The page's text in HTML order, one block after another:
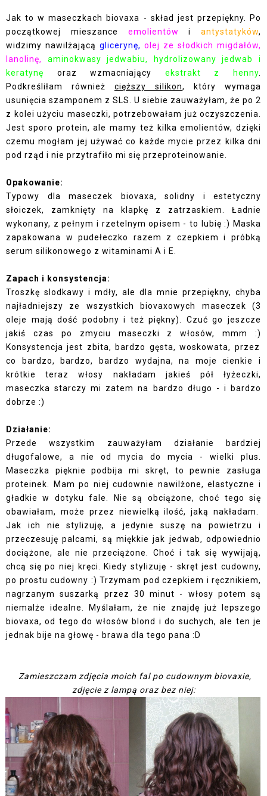
Jak to w maseczkach biovaxa - skład jest przepiękny. Po
początkowej mieszance
emolientówi antystatyków,
widzimy nawilżającą glicerynę, olej ze słodkich migdałów,
lanolinę,
aminokwasy jedwabiu, hydrolizowany jedwab i
keratynę
oraz wzmacniający ekstrakt z henny
Podkreśliłam również cięższy silikon, który wymaga
usunięcia szamponem z SLS. U siebie zauważyłam, że po 2
z kolei użyciu maseczki, potrzebowałam już oczyszczenia.
Jest sporo protein, ale mamy też kilka emolientów, dzięki
czemu mogłam jej używać co każde mycie przez kilka dni
pod rząd i nie przytrafiło mi się przeproteinowanie.
Opakowanie:
Typowy dla maseczek biovaxa, solidny i estetyczny
słoiczek, zamknięty na klapkę z zatrzaskiem. Ładnie
wykonany, z pełnym i rzetelnym opisem - to lubię :) Maska
zapakowana w pudełeczko razem z czepkiem i próbką
serum silikonowego z witaminami A i E.
Zapach i konsystencja:
Troszkę slodkawy i mdły, ale dla mnie przepiękny, chyba
najładniejszy ze wszystkich biovaxowych maseczek (3
oleje mają dość podobny i też piękny). Czuć go jeszcze
jakiś czas po zmyciu maseczki z włosów, mmm :)
Konsystencja jest zbita, bardzo gęsta, woskowata, przez
co bardzo, bardzo, bardzo wydajna, na moje cienkie i
krótkie teraz włosy nakładam jakieś pół łyżeczki,
maseczka starczy mi zatem na bardzo długo - i bardzo
dobrze :)
Działanie:
Przede wszystkim zauważyłam działanie bardziej
długofalowe, a nie od mycia do mycia - wielki plus.
Maseczka pięknie podbija mi skręt, to pewnie zasługa
proteinek. Mam po niej cudownie nawilżone, elastyczne i
gładkie w dotyku fale. Nie są obciążone, choć tego się
obawiałam, może przez niewielką ilość, jaką nakładam.
Jak ich nie stylizuję, a jedynie suszę na powietrzu i
przeczesuję palcami, są miękkie jak jedwab, odpowiednio
dociążone, ale nie przeciążone. Choć i tak się wywijają,
chcą się po niej kręci. Kiedy stylizuję - skręt jest cudowny,
po prostu cudowny :) Trzymam pod czepkiem i ręcznikiem,
nagrzanym suszarką przez 30 minut - włosy potem są
niemalże idealne. Myślałam, że nie znajdę już lepszego
biovaxa, od tego do włosów blond i do suchych, ale ten je
jednak bije na głowę - brawa dla tego pana :D
Zamieszczam zdjęcia moich fal po cudownym biovaxie,
zdjęcie z lampą oraz bez niej: